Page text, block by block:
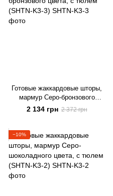
Готовые жаккардовые шторы,
мармур Серо-бронзового
цвета, с тюлем (SHTN-K3-3)
2 134 грн 2 372 грн
−10%